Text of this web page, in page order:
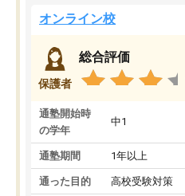
オンライン校
保護者
総合評価
通塾開始時
の学年
中1
通塾期間 1年以上
通った目的 高校受験対策